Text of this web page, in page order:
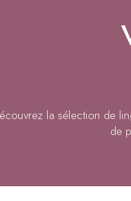
la sélection de
de